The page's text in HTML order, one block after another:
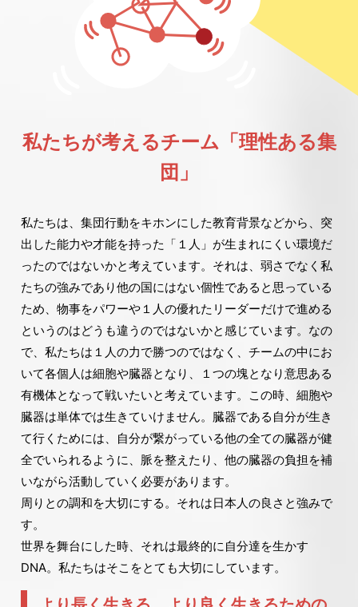
私たちが考えるチーム「理性ある集
団」
私たちは、集団行動をキホンにした教育背景などから、突
出した能力や才能を持った「１人」が生まれにくい環境だ
ったのではないかと考えています。それは、弱さでなく私
たちの強みであり他の国にはない個性であると思っている
ため、物事をパワーや１人の優れたリーダーだけで進める
というのはどうも違うのではないかと感じています。なの
で、私たちは１人の力で勝つのではなく、チームの中にお
いて各個人は細胞や臓器となり、１つの塊となり意思ある
有機体となって戦いたいと考えています。この時、細胞や
臓器は単体では生きていけません。臓器である自分が生き
て行くためには、自分が繋がっている他の全ての臓器が健
全でいられるように、脈を整えたり、他の臓器の負担を補
いながら活動していく必要があります。
周りとの調和を大切にする。それは日本人の良さと強みで
す。
世界を舞台にした時、それは最終的に自分達を生かす
DNA。私たちはそこをとても大切にしています。